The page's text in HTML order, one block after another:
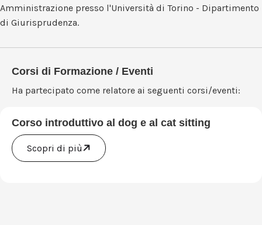
Amministrazione presso l'Università di Torino - Dipartimento
di Giurisprudenza.
Corsi di Formazione / Eventi
Ha partecipato come relatore ai seguenti corsi/eventi:
Corso introduttivo al dog e al cat sitting
Scopri di più